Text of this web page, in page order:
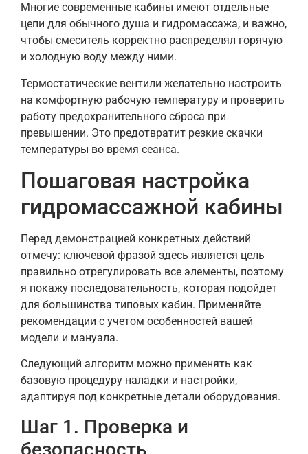
Многие современные кабины имеют отдельные
цепи для обычного душа и гидромассажа, и важно,
чтобы смеситель корректно распределял горячую
и холодную воду между ними.
Термостатические вентили желательно настроить
на комфортную рабочую температуру и проверить
работу предохранительного сброса при
превышении. Это предотвратит резкие скачки
температуры во время сеанса.
Пошаговая настройка
гидромассажной кабины
Перед демонстрацией конкретных действий
отмечу: ключевой фразой здесь является цель
правильно отрегулировать все элементы, поэтому
я покажу последовательность, которая подойдет
для большинства типовых кабин. Применяйте
рекомендации с учетом особенностей вашей
модели и мануала.
Следующий алгоритм можно применять как
базовую процедуру наладки и настройки,
адаптируя под конкретные детали оборудования.
Шаг 1. Проверка и
безопасность